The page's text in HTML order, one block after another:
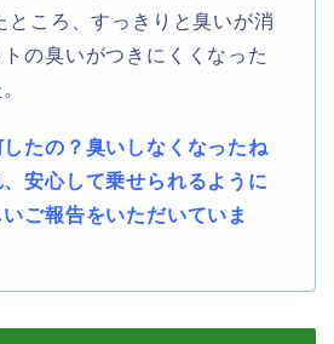
ところ、すっきりと臭いが消
の臭いがつきにくくなった
たの？臭いしなくなったね
安心して乗せられるように
ご報告をいただいていま